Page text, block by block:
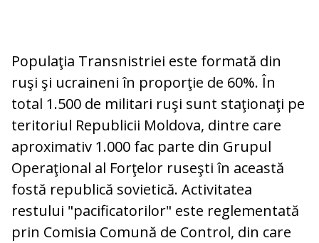
Populaţia Transnistriei este formată din
ruşi şi ucraineni în proporţie de 60%. În
total 1.500 de militari ruşi sunt staţionaţi pe
teritoriul Republicii Moldova, dintre care
aproximativ 1.000 fac parte din Grupul
Operaţional al Forţelor ruseşti în această
fostă republică sovietică. Activitatea
restului "pacificatorilor" este reglementată
prin Comisia Comună de Control, din care